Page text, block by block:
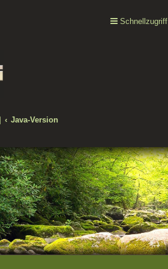
Schnellzugriff
Java-Version